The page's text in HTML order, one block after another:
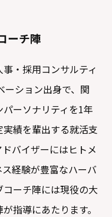
ーチ陣
・採用コンサルティ
ーション出身で、関
ーソナリティを1年
績を輩出する就活支
バイザーにはヒトメ
経験が豊富なハーバ
ーチ陣には現役の大
指導にあたります。